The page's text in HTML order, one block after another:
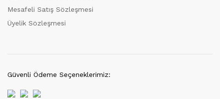
Mesafeli Satış Sözleşmesi
Üyelik Sözleşmesi
Güvenli Ödeme Seçeneklerimiz: